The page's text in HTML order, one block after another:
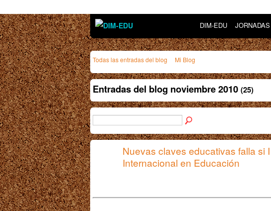
DIM-EDU JORNADAS
Todas las entradas del blog Mi Blog
Entradas del blog noviembre 2010 (25)
Nuevas claves educativas falla si
Internacional en Educación